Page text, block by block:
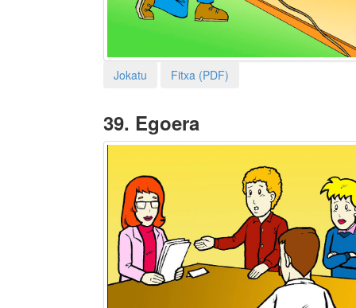
Jokatu Fitxa (PDF)
39. Egoera